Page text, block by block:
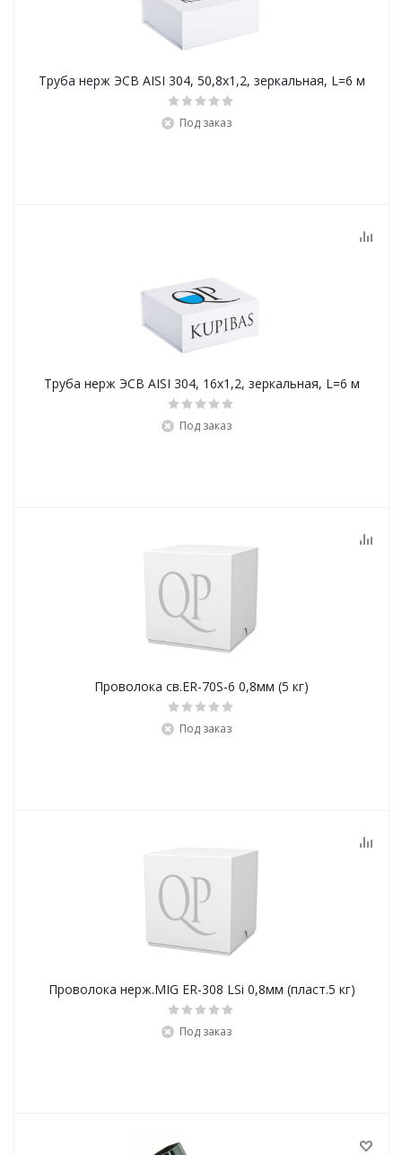
Труба нерж ЭСВ AISI 304, 50,8х1,2, зеркальная, L=6 м
Под заказ
Труба нерж ЭСВ AISI 304, 16х1,2, зеркальная, L=6 м
Под заказ
Проволока св.ER-70S-6 0,8мм (5 кг)
Под заказ
Проволока нерж.MIG ER-308 LSi 0,8мм (пласт.5 кг)
Под заказ